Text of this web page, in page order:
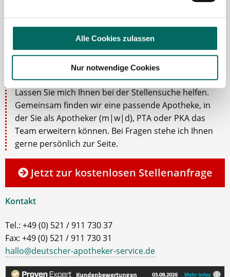
Alle Cookies zulassen
Nur notwendige Cookies
Jasmin Siebeck - Teamleitung
Ansprechpartnerin
Lassen Sie mich Ihnen bei der Stellensuche helfen.
Gemeinsam finden wir eine passende Apotheke, in
der Sie als Apotheker (m|w|d), PTA oder PKA das
Team erweitern können. Bei Fragen stehe ich Ihnen
gerne persönlich zur Seite.
Jetzt zur kostenlosen Stellenanfrage
Kontakt
Tel.: +49 (0) 521 / 911 730 37
Fax: +49 (0) 521 / 911 730 31
hallo@deutscher-apotheker-service.de